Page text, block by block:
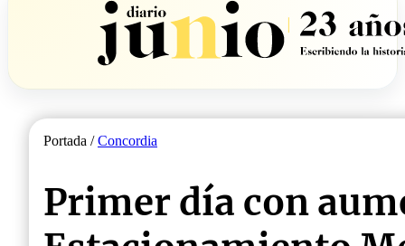
Portada /Concordia
Primer día con